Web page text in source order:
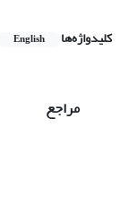
کلیدواژه‌ها English
مراجع